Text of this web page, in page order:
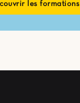
les formations